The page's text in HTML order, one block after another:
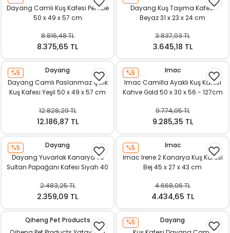
Dayang Camlı Kuş Kafesi Pembe
50 x 49 x 57 cm
8.816,48 TL
8.375,65 TL
Dayang Kuş Taşıma Kafesi
Beyaz 31 x 23 x 24 cm
3.837,03 TL
3.645,18 TL
%5
Dayang
Dayang Camlı Paslanmaz Çelik
Kuş Kafesi Yeşil 50 x 49 x 57 cm
12.828,29 TL
12.186,87 TL
%5
Imac
Imac Camilla Ayaklı Kuş Kafesi
Kahve Gold 50 x 30 x 56 - 127cm
9.774,05 TL
9.285,35 TL
%5
Dayang
Dayang Yuvarlak Kanarya ve
Sultan Papağanı Kafesi Siyah 40
2.483,25 TL
2.359,09 TL
%5
Imac
Imac Irene 2 Kanarya Kuş Kafesi
Bej 45 x 27 x 43 cm
4.668,06 TL
4.434,65 TL
Qiheng Pet Products
%5
Dayang